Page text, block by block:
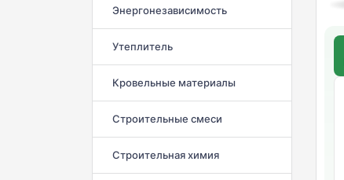
Энергонезависимость
Утеплитель
Кровельные материалы
Строительные смеси
Строительная химия